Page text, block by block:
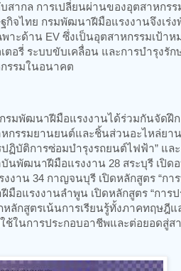
สากล การเปลี่ยนผ่านของอุตสาหกร
จไทย กรมพัฒนาฝีมือแรงงานจึงเร่
าะด้าน EV ซึ่งเป็นอุตสาหกรรมเป้าห
อรี่ ระบบขับเคลื่อน และการบำรุงรัก
รรมในอนาคต
รมพัฒนาฝีมือแรงงานได้ร่วมกันจัดฝึ
กรรมยานยนต์และชิ้นส่วนอะไหล่ยา
ฏิบัติการซ่อมบำรุงรถยนต์ไฟฟ้า” และ
พัฒนาฝีมือแรงงาน 28 สระบุรี เปิดอ
าน 34 กาญจนบุรี เปิดหลักสูตร “กา
อแรงงานลำพูน เปิดหลักสูตร “การป
ลักสูตรเน้นการเรียนรู้ทั้งภาคทฤษฎีแ
ช้ในการประกอบอาชีพและต่อยอดสู่ส